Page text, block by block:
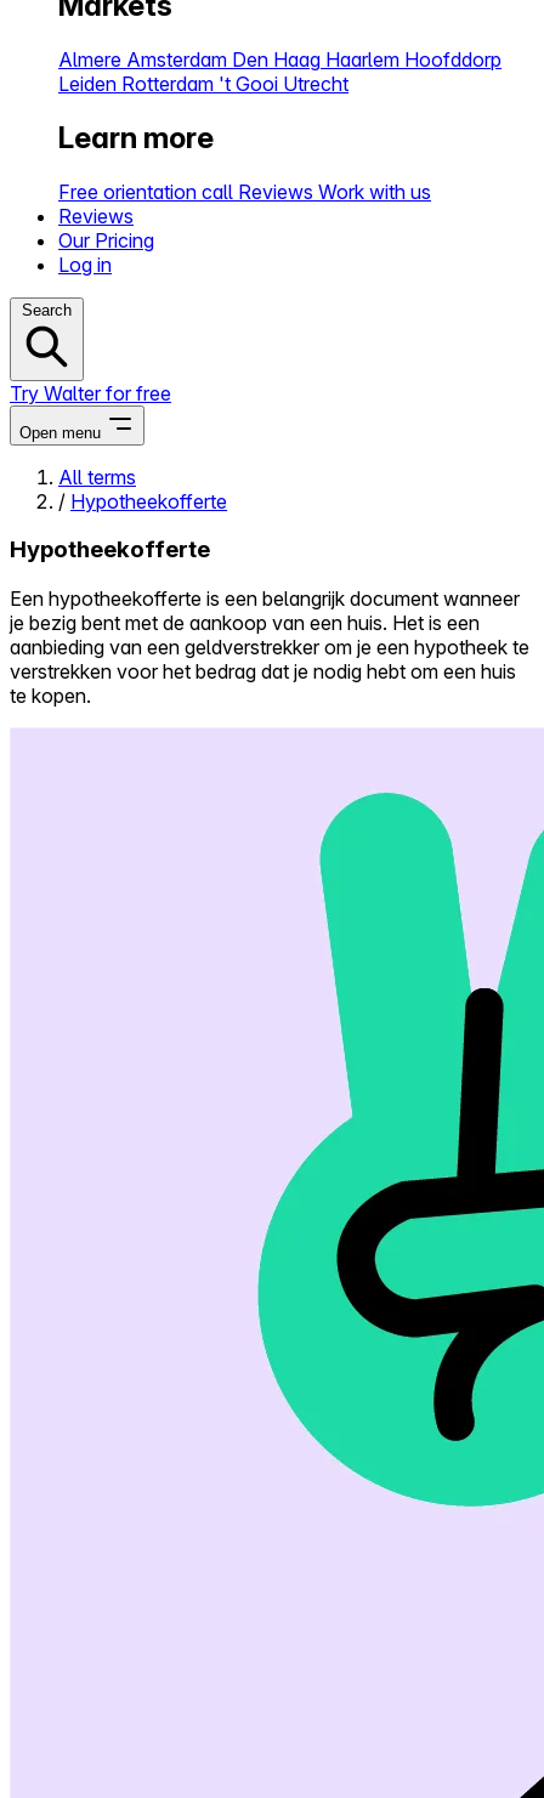
Almere Amsterdam Den Haag Haarlem Hoofddorp
Leiden Rotterdam 't Gooi Utrecht
Learn more
Free orientation call Reviews Work with us
Reviews
Our Pricing
Log in
Search
Try Walter for free
Open menu
Close menu
Self-service
All-in-One
Markets
All terms
/ Hypotheekofferte
Hypotheekofferte
Een hypotheekofferte is een belangrijk document wanneer
je bezig bent met de aankoop van een huis. Het is een
aanbieding van een geldverstrekker om je een hypotheek te
verstrekken voor het bedrag dat je nodig hebt om een huis
te kopen.